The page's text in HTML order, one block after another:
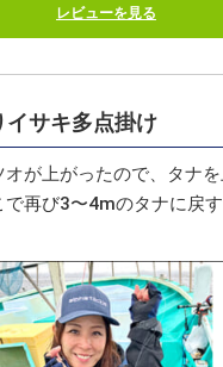
レビューを見る
イサキ多点掛け
が上がったので、タナ
で再び3〜4mのタナに戻